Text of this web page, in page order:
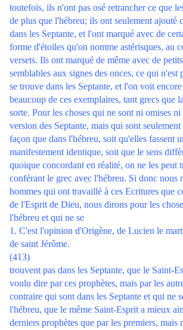
toutefois, ils n'ont pas osé retrancher ce que
de plus que l'hébreu; ils ont seulement ajouté
dans les Septante, et l'ont marqué avec de
forme d'étoiles qu'on nomme astérisques, au
versets. Ils ont marqué de même avec de
semblables aux signes des onces, ce qui n'est
se trouve dans les Septante, et l'on voit
beaucoup de ces exemplaires, tant grecs que
sorte. Pour les choses qui ne sont ni omises ni
version des Septante, mais qui sont
façon que dans l'hébreu, soit qu'elles fassent
manifestement identique, soit que le sens
quoique concordant en réalité, on ne les peut
conférant le grec avec l'hébreu. Si donc nous
hommes qui ont travaillé à ces Ecritures que
de l'Esprit de Dieu, nous dirons pour les
l'hébreu et qui ne se
1. C'est l'opinion d'Origène, de Lucien le
de saint Jérôme.
(413)
trouvent pas dans les Septante, que le Saint-
voulu dire par ces prophètes, mais par les
contraire qui sont dans les Septante et qui ne
l'hébreu, que le même Saint-Esprit a mieux
derniers prophètes que par les premiers, mais